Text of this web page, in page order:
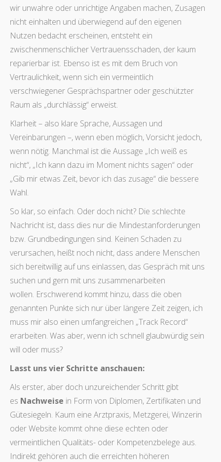
wir unwahre oder unrichtige Angaben machen, Zusagen
nicht einhalten und überwiegend auf den eigenen
Nutzen bedacht erscheinen, entsteht ein
zwischenmenschlicher Vertrauensschaden, der kaum
reparierbar ist. Ebenso ist es mit dem Bruch von
Vertraulichkeit, wenn sich ein vermeintlich
verschwiegener Gesprächspartner oder geschützter
Raum als „durchlässig“ erweist.
Klarheit – also klare Sprache, Aussagen und
Vereinbarungen –, wenn eben möglich, Vorsicht jedoch,
wenn nötig. Manchmal ist die Aussage „Ich weiß es
nicht“, „Ich kann dazu im Moment nichts sagen“ oder
„Gib mir etwas Zeit, bevor ich das zusage“ die bessere
Wahl.
So klar, so einfach. Oder doch nicht? Die schlechte
Nachricht ist, dass dies nur die Mindestanforderungen
bzw. Grundbedingungen sind. Keinen Schaden zu
verursachen, heißt noch nicht, dass andere Menschen
sich bereitwillig auf uns einlassen, das Gespräch mit uns
suchen und gern mit uns zusammenarbeiten
wollen. Erschwerend kommt hinzu, dass die oben
genannten Punkte sich nur über längere Zeit zeigen, ich
muss mir also einen umfangreichen „Track Record“
erarbeiten. Was aber, wenn ich schnell glaubwürdig sein
will oder muss?
Lasst uns vier Schritte anschauen:
Als erster, aber doch unzureichender Schritt gibt
es Nachweise in Form von Diplomen, Zertifikaten und
Gütesiegeln. Kaum eine Arztpraxis, Metzgerei, Winzerin
oder Website kommt ohne diese echten oder
vermeintlichen Qualitäts- oder Kompetenzbelege aus.
Indirekt gehören auch die erreichten höheren